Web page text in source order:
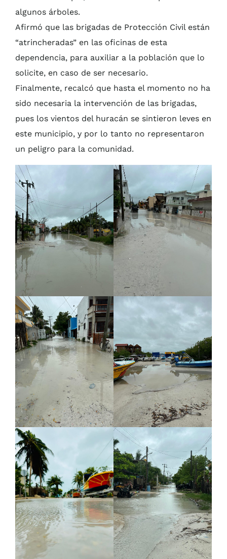
algunos árboles.
Afirmó que las brigadas de Protección Civil están
“atrincheradas” en las oficinas de esta
dependencia, para auxiliar a la población que lo
solicite, en caso de ser necesario.
Finalmente, recalcó que hasta el momento no ha
sido necesaria la intervención de las brigadas,
pues los vientos del huracán se sintieron leves en
este municipio, y por lo tanto no representaron
un peligro para la comunidad.